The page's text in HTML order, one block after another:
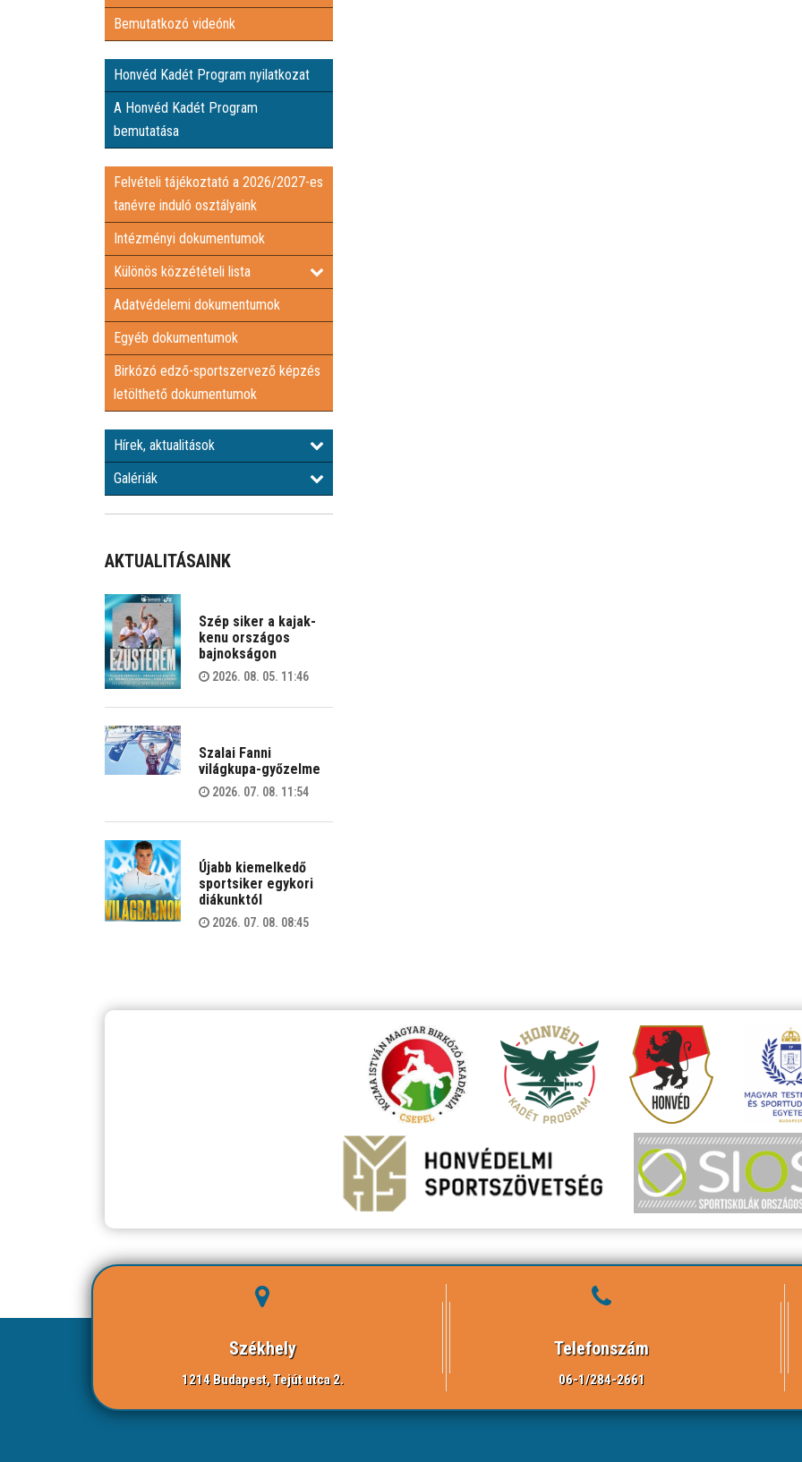
Bemutatkozó videónk
Honvéd Kadét Program nyilatkozat
A Honvéd Kadét Program
bemutatása
Felvételi tájékoztató a 2026/2027-es
tanévre induló osztályaink
Intézményi dokumentumok
Különös közzétételi lista
Adatvédelemi dokumentumok
Egyéb dokumentumok
Birkózó edző-sportszervező képzés
letölthető dokumentumok
Hírek, aktualitások
Galériák
AKTUALITÁSAINK
Szép siker a kajak-
kenu országos
bajnokságon
2026. 08. 05. 11:46
Szalai Fanni
világkupa-győzelme
2026. 07. 08. 11:54
Újabb kiemelkedő
sportsiker egykori
diákunktól
2026. 07. 08. 08:45
Székhely
1214 Budapest, Tejút utca 2.
Telefonszám
06-1/284-2661